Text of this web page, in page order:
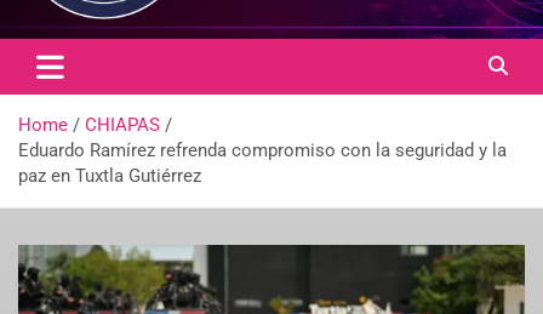
infored360.mx
Un giro en la información
Home
CHIAPAS
Eduardo Ramírez refrenda compromiso con la seguridad y la
paz en Tuxtla Gutiérrez